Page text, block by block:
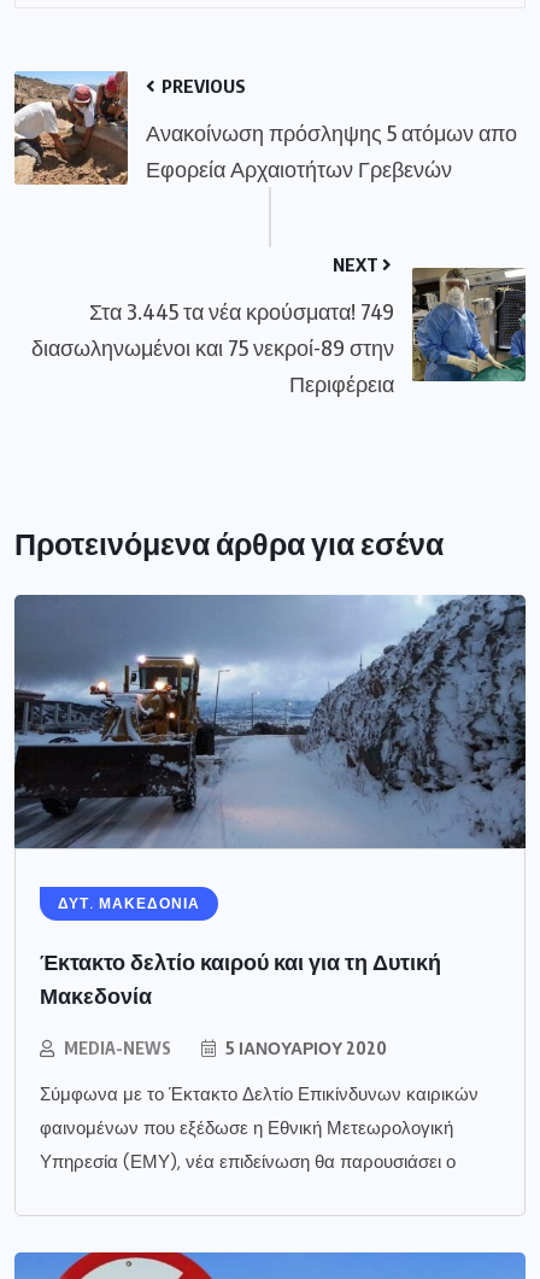
PREVIOUS
Ανακοίνωση πρόσληψης 5 ατόμων απο
Εφορεία Αρχαιοτήτων Γρεβενών
NEXT
Στα 3.445 τα νέα κρούσματα! 749
διασωληνωμένοι και 75 νεκροί-89 στην
Περιφέρεια
Προτεινόμενα άρθρα για εσένα
ΔΥΤ. ΜΑΚΕΔΟΝΙΑ
Έκτακτο δελτίο καιρού και για τη Δυτική
Μακεδονία
MEDIA-NEWS 5 ΙΑΝΟΥΑΡΊΟΥ 2020
Σύμφωνα με το Έκτακτο Δελτίο Επικίνδυνων καιρικών
φαινομένων που εξέδωσε η Εθνική Μετεωρολογική
Υπηρεσία (ΕΜΥ), νέα επιδείνωση θα παρουσιάσει ο